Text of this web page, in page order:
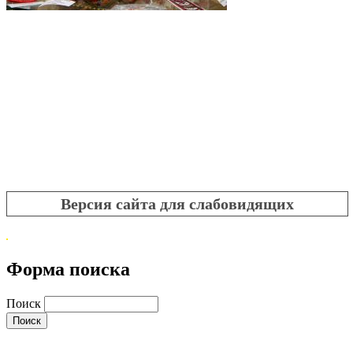
Версия сайта для слабовидящих
Форма поиска
Поиск